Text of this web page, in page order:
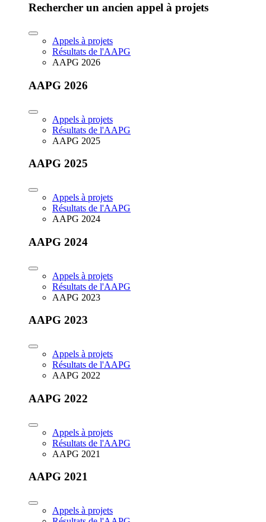
Rechercher un ancien appel à projets
Appels à projets
Résultats de l'AAPG
AAPG 2026
AAPG 2026
Appels à projets
Résultats de l'AAPG
AAPG 2025
AAPG 2025
Appels à projets
Résultats de l'AAPG
AAPG 2024
AAPG 2024
Appels à projets
Résultats de l'AAPG
AAPG 2023
AAPG 2023
Appels à projets
Résultats de l'AAPG
AAPG 2022
AAPG 2022
Appels à projets
Résultats de l'AAPG
AAPG 2021
AAPG 2021
Appels à projets